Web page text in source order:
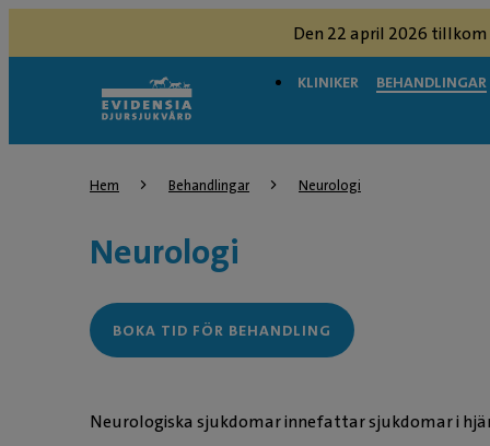
Den 22 april 2026
KLINIKER BEHANDLINGAR
Hem Behandlingar Neurologi
Neurologi
BOKA TID FÖR BEHANDLING
Neurologiska sjukdomar innefattar sjukdomar i